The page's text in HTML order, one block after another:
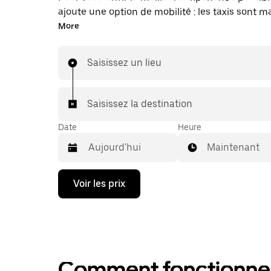
ajoute une option de mobilité : les taxis sont
disponibles dans l'application. Uber Taxi : un
More
Saisissez un lieu
Saisissez la destination
Date
Appuyez
la
ouvrir
Heure
Maintenant
Voir les prix